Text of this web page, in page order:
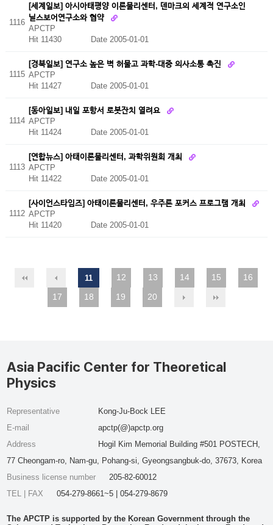
1116
[세계일보] 아시아태평양 이론물리센터, 덴마크의 세계적 연구소인
닐스보어연구소와 협약
APCTP
Hit 11430 Date 2005-01-01
1115
[경북일보] 연구소 높은 벽 허물고 과학-대중 의사소통 촉진
APCTP
Hit 11427
Date 2005-01-01
1114
[동아일보] 내일 포항서 로봇잔치 열려요
APCTP
Hit 11424
Date 2005-01-01
1113
[연합뉴스] 아태이론물리센터, 과학위원회 개최
APCTP
Hit 11422
Date 2005-01-01
1112
[사이언스타임즈] 아태이론물리센터, 우주론 포커스 프로그램 개최
APCTP
Hit 11420
Date 2005-01-01
11 12 13 14 15
16
17
18 19 20
Asia Pacific Center for Theoretical
Physics
Representative
Kong-Ju-Bock LEE
E-mail
apctp(@)apctp.org
Address
Hogil Kim Memorial Building #501 POSTECH,
77 Cheongam-ro, Nam-gu, Pohang-si, Gyeongsangbuk-do, 37673, Korea
Business license number
205-82-60012
TEL | FAX
054-279-8661~5 | 054-279-8679
The APCTP is supported by the Korean Government through the